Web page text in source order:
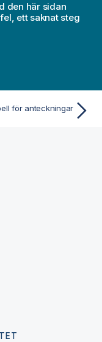
den här sidan
ett saknat steg
för anteckningar